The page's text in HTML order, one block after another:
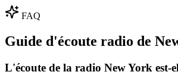
FAQ
Guide d'écoute radio de
L'écoute de la radio New York est-